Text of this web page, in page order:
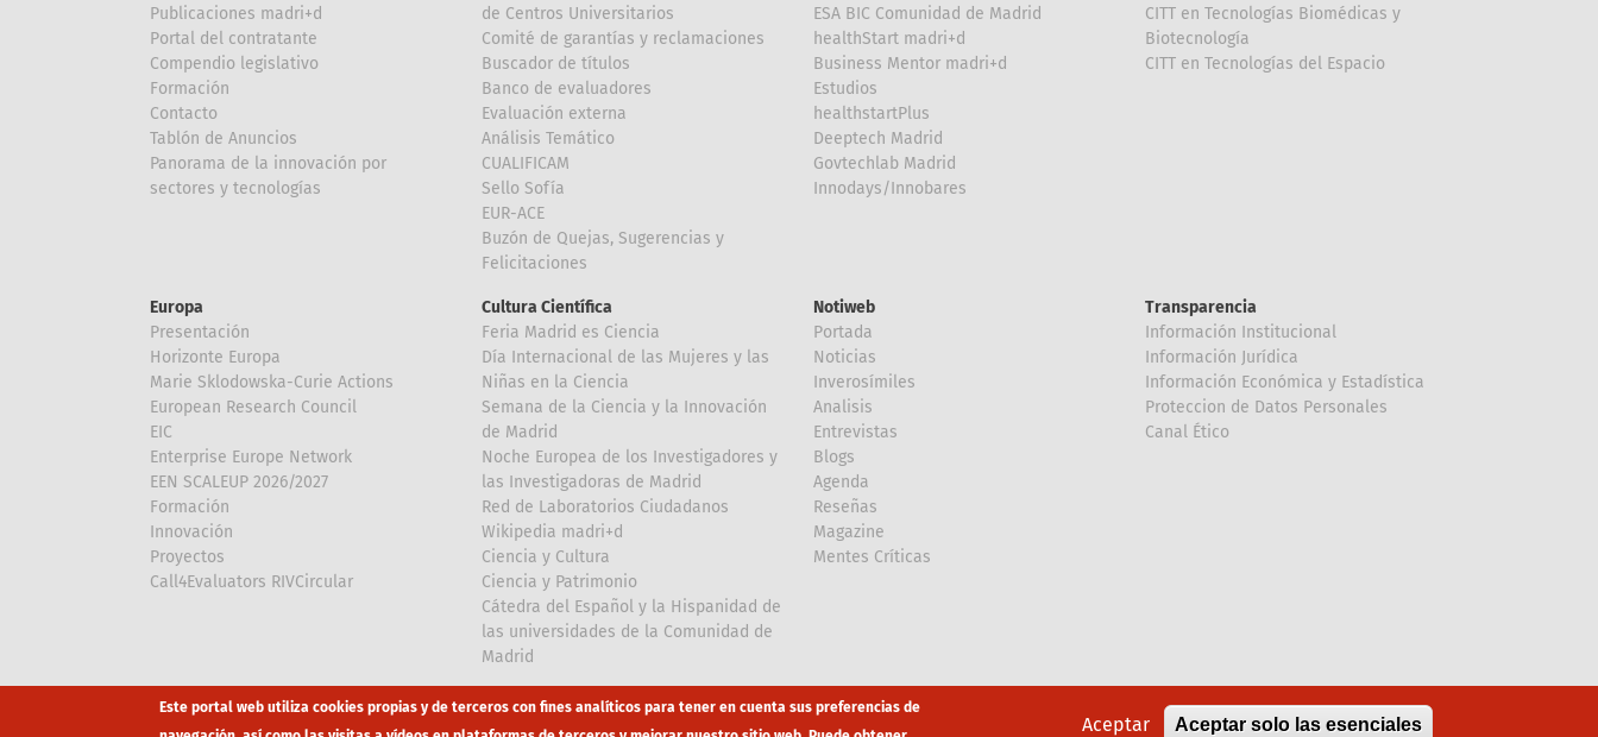
Publicaciones madri+d
Portal del contratante
Compendio legislativo
Formación
Contacto
Tablón de Anuncios
Panorama de la innovación por
sectores y tecnologías
de Centros Universitarios
Comité de garantías y reclamaciones
Buscador de títulos
Banco de evaluadores
Evaluación externa
Análisis Temático
CUALIFICAM
Sello Sofía
EUR-ACE
Buzón de Quejas, Sugerencias y
Felicitaciones
ESA BIC Comunidad de Madrid
healthStart madri+d
Business Mentor madri+d
Estudios
healthstartPlus
Deeptech Madrid
Govtechlab Madrid
Innodays/Innobares
CITT en Tecnologías Biomédicas y
Biotecnología
CITT en Tecnologías del Espacio
Europa
Presentación
Horizonte Europa
Marie Sklodowska-Curie Actions
European Research Council
EIC
Enterprise Europe Network
EEN SCALEUP 2026/2027
Formación
Innovación
Proyectos
Call4Evaluators RIVCircular
Cultura Científica
Feria Madrid es Ciencia
Día Internacional de las Mujeres y las
Niñas en la Ciencia
Semana de la Ciencia y la Innovación
de Madrid
Noche Europea de los Investigadores y
las Investigadoras de Madrid
Red de Laboratorios Ciudadanos
Wikipedia madri+d
Ciencia y Cultura
Ciencia y Patrimonio
Cátedra del Español y la Hispanidad de
las universidades de la Comunidad de
Madrid
Notiweb
Portada
Noticias
Inverosímiles
Analisis
Entrevistas
Blogs
Agenda
Reseñas
Magazine
Mentes Críticas
Transparencia
Información Institucional
Información Jurídica
Información Económica y Estadística
Proteccion de Datos Personales
Canal Ético
Array Array
Este portal web utiliza cookies propias y de terceros con fines analíticos para tener en cuenta sus preferencias de
Aceptar Aceptar solo las esenciales